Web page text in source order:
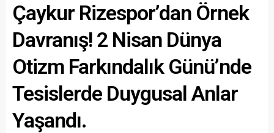
Çaykur Rizespor’dan Örnek
Davranış! 2 Nisan Dünya
Otizm Farkındalık Günü’nde
Tesislerde Duygusal Anlar
Yaşandı.